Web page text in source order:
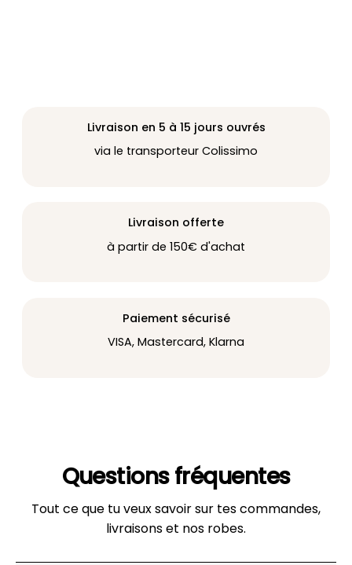
Livraison en 5 à 15 jours ouvrés
via le transporteur Colissimo
Livraison offerte
à partir de 150€ d'achat
Paiement sécurisé
VISA, Mastercard, Klarna
Questions fréquentes
Tout ce que tu veux savoir sur tes commandes,
livraisons et nos robes.